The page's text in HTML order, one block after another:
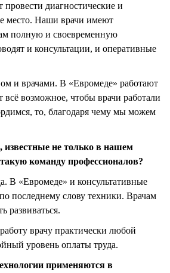
диагностические и
место. Наши врачи имеют
полную и своевременную
и консультации, и оперативные
и врачами. В «Евромеде» работают
возможное, чтобы врачи работали
то, благодаря чему мы можем
не только в нашем
команду профессионалов?
В «Евромеде» и консультативные
последнему слову техники. Врачам
развиваться.
врачу практически любой
уровень оплаты труда.
применяются в